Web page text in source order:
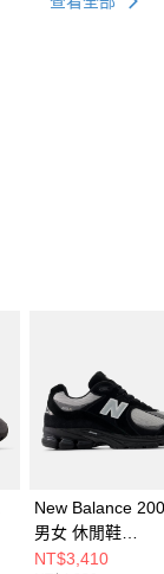
New Balance
男女 休閒鞋
U2002RQ-D
NT$3,410